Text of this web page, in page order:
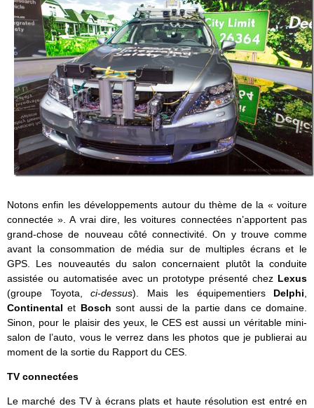
Notons enfin les développements autour du thème de la « voiture
connectée ». A vrai dire, les voitures connectées n’apportent pas
grand-chose de nouveau côté connectivité. On y trouve comme
avant la consommation de média sur de multiples écrans et le
GPS. Les nouveautés du salon concernaient plutôt la conduite
assistée ou automatisée avec un prototype présenté chez Lexus
(groupe Toyota, ci-dessus). Mais les équipementiers Delphi
Continental et Bosch sont aussi de la partie dans ce domaine.
Sinon, pour le plaisir des yeux, le CES est aussi un véritable mini-
salon de l’auto, vous le verrez dans les photos que je publierai au
moment de la sortie du Rapport du CES.
TV connectées
Le marché des TV à écrans plats et haute résolution est entré en